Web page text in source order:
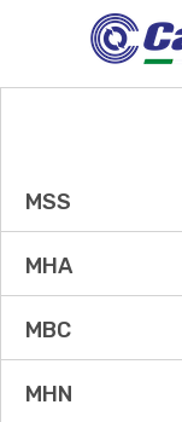
MSS
MHA
MBC
MHN